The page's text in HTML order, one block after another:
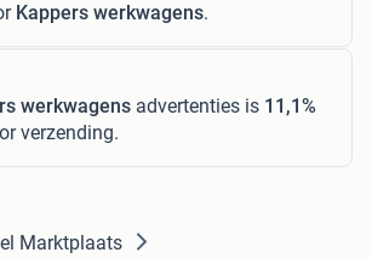
Kappers werkwagens.
werkwagens advertenties is 11,1%
verzending.
Marktplaats